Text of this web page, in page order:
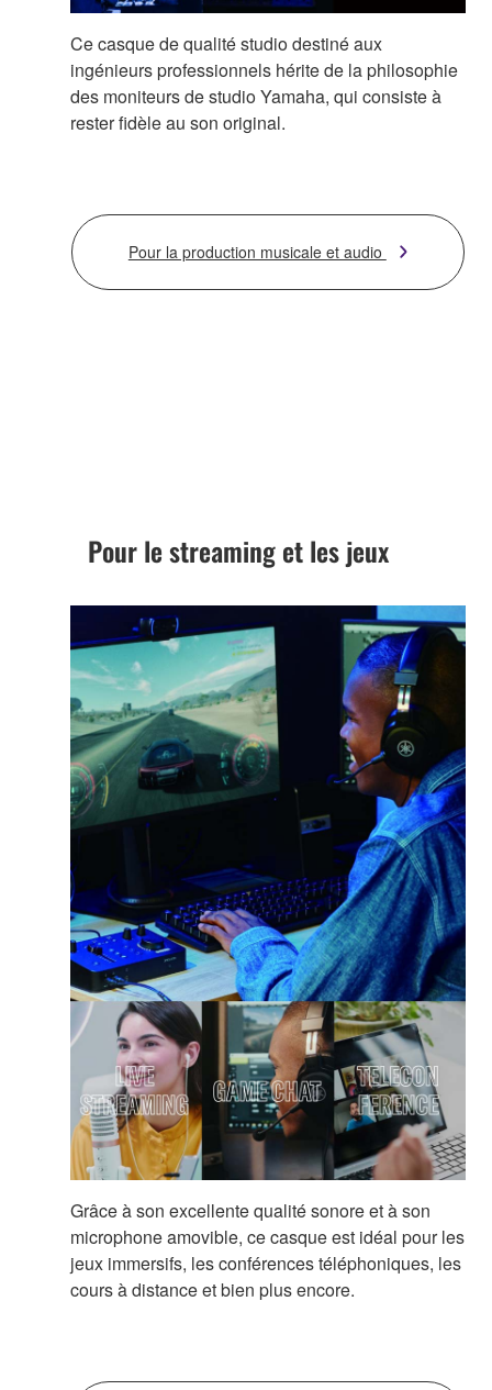
Ce casque de qualité studio destiné aux
ingénieurs professionnels hérite de la philosophie
des moniteurs de studio Yamaha, qui consiste à
rester fidèle au son original.
Pour la production musicale et audio
Pour le streaming et les jeux
Grâce à son excellente qualité sonore et à son
microphone amovible, ce casque est idéal pour les
jeux immersifs, les conférences téléphoniques, les
cours à distance et bien plus encore.